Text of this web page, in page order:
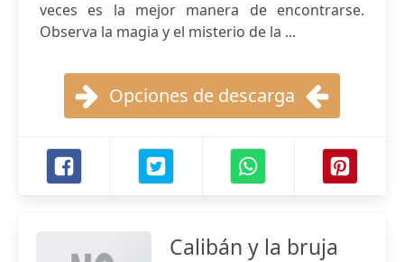
veces es la mejor manera de encontrarse.
Observa la magia y el misterio de la ...
Opciones de descarga
Calibán y la bruja